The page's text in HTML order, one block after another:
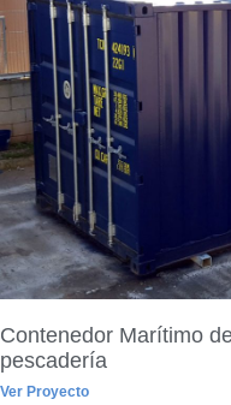
Contenedor Marítimo
pescadería
Ver Proyecto